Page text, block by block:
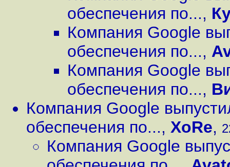
обеспечения по...,
Компания Google
обеспечения по...,
Компания Google
обеспечения по...,
Компания Google
обеспечения по..., XoRe,
Компания Google